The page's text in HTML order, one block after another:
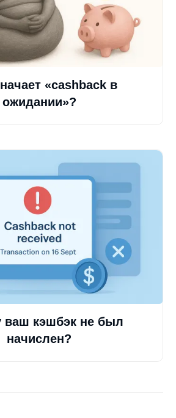
«cashback в
ожидании»?
ваш кэшбэк не был
начислен?